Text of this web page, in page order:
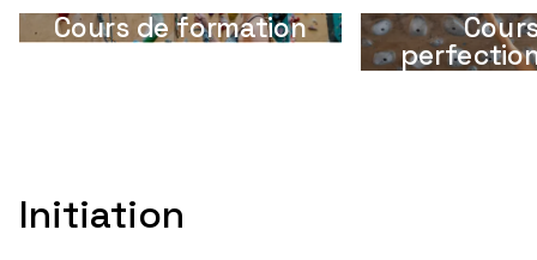
Cours de formation
Initiation